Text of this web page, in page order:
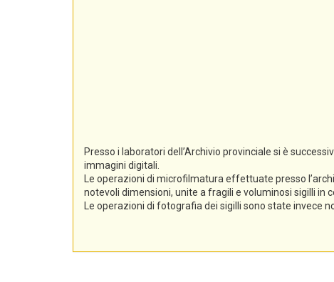
Presso i laboratori dell’Archivio provinciale si è
immagini digitali.
Le operazioni di microfilmatura effettuate presso
notevoli dimensioni, unite a fragili e voluminosi sigilli in
Le operazioni di fotografia dei sigilli sono state invece